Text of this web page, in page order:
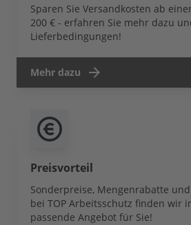
Sparen Sie Versandkosten ab
200 € - erfahren Sie mehr dazu
Lieferbedingungen!
Mehr dazu
Preisvorteil
Sonderpreise, Mengenrabatte
bei TOP Arbeitsschutz finden wir
passende Angebot für Sie!